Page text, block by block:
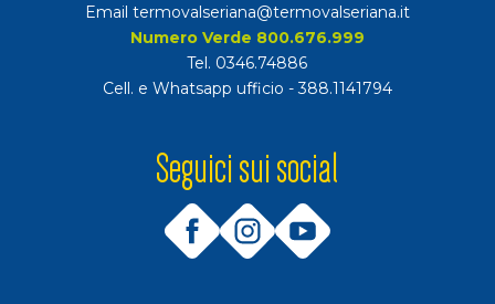
Email termovalseriana@termovalseriana.it
Numero Verde 800.676.999
Tel. 0346.74886
Cell. e Whatsapp ufficio -388.1141794
Seguici sui social